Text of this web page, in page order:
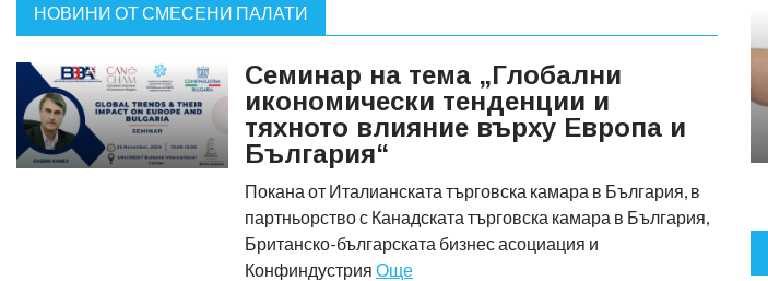
НОВИНИ ОТ СМЕСЕНИ ПАЛАТИ
Семинар на тема „Глобални
икономически тенденции и
тяхното влияние върху Европа и
България“
Покана от Италианската търговска камара в България, в
партньорство с Канадската търговска камара в България,
Британско-българската бизнес асоциация и
Конфиндустрия Още